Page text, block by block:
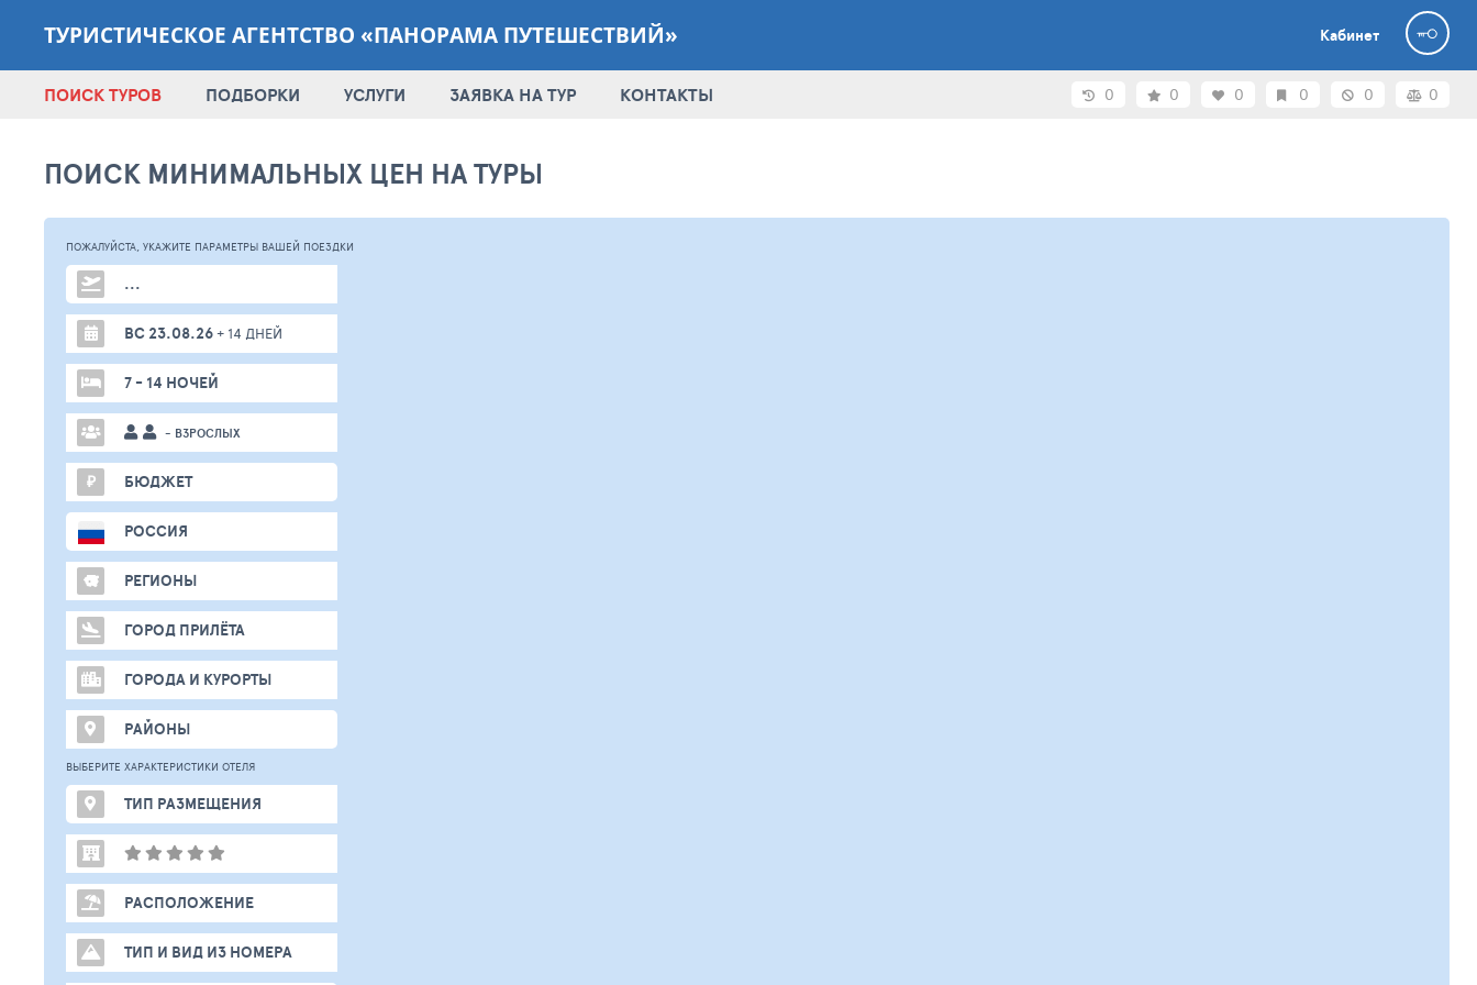
ТУРИСТИЧЕСКОЕ АГЕНТСТВО «ПАНОРАМА ПУТЕШЕСТВИЙ» Кабинет
ПОИСК ТУРОВ ПОДБОРКИ УСЛУГИ ЗАЯВКА НА ТУР КОНТАКТЫ 0 0 0 0 0 0
ПОИСК МИНИМАЛЬНЫХ ЦЕН НА ТУРЫ
ПОЖАЛУЙСТА, УКАЖИТЕ ПАРАМЕТРЫ ВАШЕЙ ПОЕЗДКИ
...
ВС 23.08.26+ 14 ДНЕЙ
7 - 14 НОЧЕЙ
- ВЗРОСЛЫХ
₽ БЮДЖЕТ
РОССИЯ
РЕГИОНЫ
ГОРОД ПРИЛЁТА
ГОРОДА И КУРОРТЫ
РАЙОНЫ
ВЫБЕРИТЕ ХАРАКТЕРИСТИКИ ОТЕЛЯ
ТИП РАЗМЕЩЕНИЯ
РАСПОЛОЖЕНИЕ
ТИП И ВИД ИЗ НОМЕРА